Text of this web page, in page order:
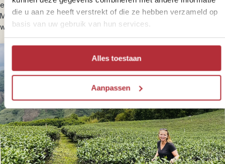
die u aan ze heeft verstrekt of die ze hebben verzameld op
basis van uw gebruik van hun services.
Alles toestaan
Aanpassen
eind van de dag word je met een trekking truck terug naar Chiang
Mai gebracht, op de terugweg kan er nog een stop gemaakt
worden bij een lokale markt.